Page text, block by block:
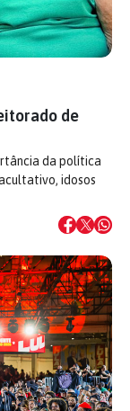
de
da política
idosos